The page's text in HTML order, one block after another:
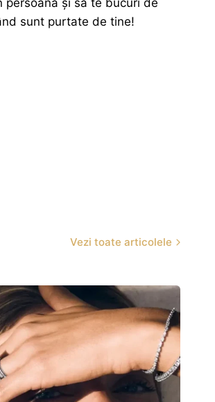
persoană și să te bucuri de
sunt purtate de tine!
Vezi toate articolele